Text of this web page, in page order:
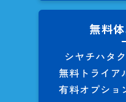
無料
シヤチハタ
無料トライア
有料オプショ